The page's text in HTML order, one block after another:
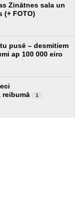
Zinātnes sala un
(+ FOTO)
pusē – desmitiem
ap 100 000 eiro
1